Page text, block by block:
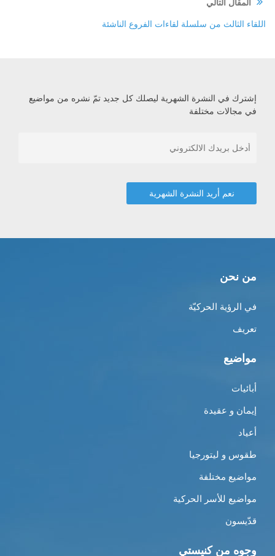
المقال التالي
اللقاء الثالث من سلسلة لقاءات الفروع الناشئة
إشترك في النشرة الشهرية ليصلك كل جديد تمّ نشره من مواضيع
في مجالات مختلفة
من نحن
في الرؤية الحركيّة
تعريف
مواضيع
أبائيات
إيمان و عقيدة
أعياد
طقوس و ليتورجيا
مواضيع مختلفة
مواضيع للأسر الحركية
قدّيسون
وجوه من كنيستي